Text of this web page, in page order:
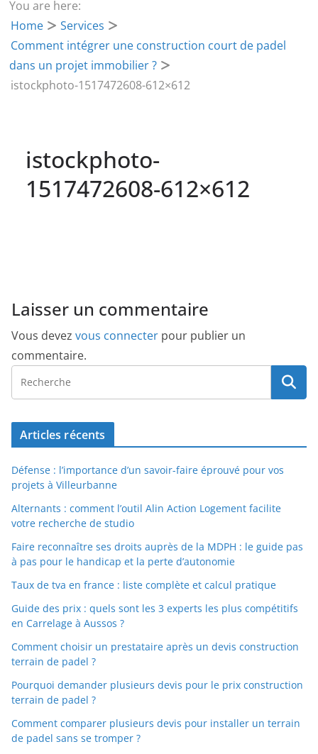
You are here:
Home
Services
Comment intégrer une construction court de padel
dans un projet immobilier ?
istockphoto-1517472608-612×612
istockphoto-
1517472608-612×612
Laisser un commentaire
Vous devez vous connecter pour publier un
commentaire.
Articles récents
Défense : l’importance d’un savoir-faire éprouvé pour vos
projets à Villeurbanne
Alternants : comment l’outil Alin Action Logement facilite
votre recherche de studio
Faire reconnaître ses droits auprès de la MDPH : le guide pas
à pas pour le handicap et la perte d’autonomie
Taux de tva en france : liste complète et calcul pratique
Guide des prix : quels sont les 3 experts les plus compétitifs
en Carrelage à Aussos ?
Comment choisir un prestataire après un devis construction
terrain de padel ?
Pourquoi demander plusieurs devis pour le prix construction
terrain de padel ?
Comment comparer plusieurs devis pour installer un terrain
de padel sans se tromper ?